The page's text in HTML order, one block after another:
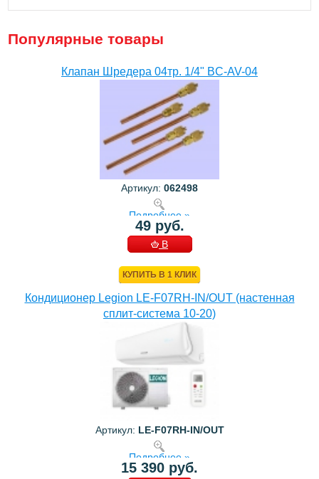
Популярные товары
Клапан Шредера 04тр. 1/4" BC-AV-04
Артикул: 062498
Подробнее »
49 руб.
В
КУПИТЬ В 1 КЛИК
Кондиционер Legion LE-F07RH-IN/OUT (настенная
сплит-система 10-20)
Артикул: LE-F07RH-IN/OUT
Подробнее »
15 390 руб.